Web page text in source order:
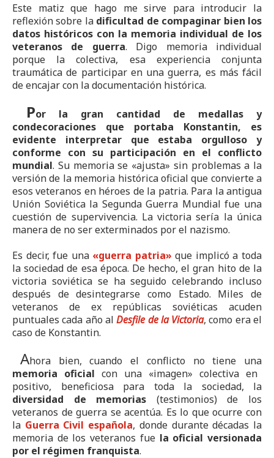
Este matiz que hago me sirve para introducir la
reflexión sobre la dificultad de compaginar bien los
datos históricos con la memoria individual de los
veteranos de guerra. Digo memoria individual
porque la colectiva, esa experiencia conjunta
traumática de participar en una guerra, es más fácil
de encajar con la documentación histórica.
Por la gran cantidad de medallas y
condecoraciones que portaba Konstantin, es
evidente interpretar que estaba orgulloso y
conforme con su participación en el conflicto
mundial. Su memoria se «ajusta» sin problemas a la
versión de la memoria histórica oficialque convierte a
esos veteranos en héroes de la patria. Para la antigua
Unión Soviética la Segunda Guerra Mundial fue una
cuestión de supervivencia. La victoria sería la única
manera de no ser exterminados por el nazismo.
Es decir, fue una «guerra patria» que implicó a toda
la sociedad de esa época. De hecho, el gran hito de la
victoria soviética se ha seguido celebrando incluso
después de desintegrarse como Estado. Miles de
veteranos de ex repúblicas soviéticas acuden
puntuales cada año al Desfile de la Victoria, como era el
caso de Konstantin.
Ahora bien, cuando el conflicto no tiene una
memoria oficial con una «imagen» colectiva en
positivo, beneficiosa para toda la sociedad, la
diversidad de memorias (testimonios) de los
veteranos de guerra se acentúa. Es lo que ocurre con
la Guerra Civil española, donde durante décadas la
memoria de los veteranos fue la oficial versionada
por el régimen franquista.